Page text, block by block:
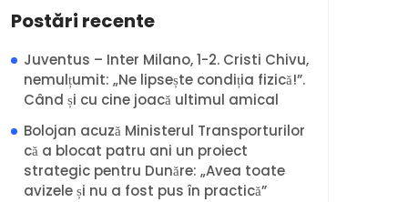
Postări recente
Juventus – Inter Milano, 1-2. Cristi Chivu,
nemulțumit: „Ne lipsește condiția fizică!”.
Când și cu cine joacă ultimul amical
Bolojan acuză Ministerul Transporturilor
că a blocat patru ani un proiect
strategic pentru Dunăre: „Avea toate
avizele și nu a fost pus în practică”